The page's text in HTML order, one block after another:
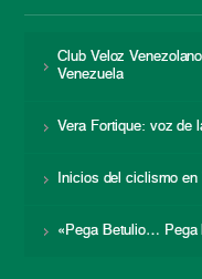
Club Veloz
Venezuela
Vera Fortique: voz de
Inicios del ciclismo en
«Pega Betulio…